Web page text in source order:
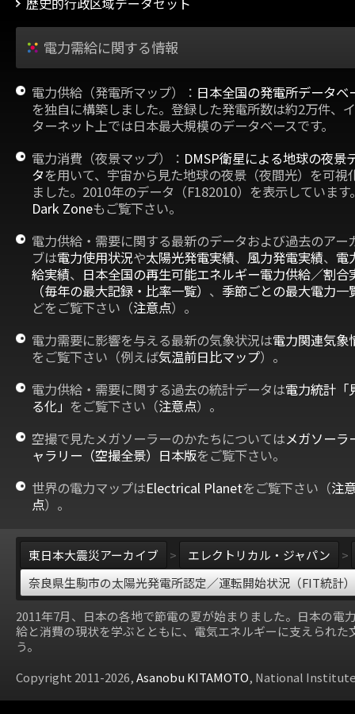
電力需給に関する情報
電力供給（発電所マップ）： 日本全国の発電所データベ
を独自に構築しました。登録した発電所数は約2万件、
ターネット上では日本最大規模のデータベースです。
電力消費（夜景マップ）： DMSP衛星による地球の夜景
タを用いて、宇宙から見た地球の夜景（夜間光）を可視
ました。2010年のデータ（F182010）を表示しています
Dark Zoneもご覧下さい。
電力供給・需要に関する最新のデータおよび過去のアー
ブは電力使用状況や太陽光発電実績、 風力発電実績、 電
給実績、 日本全国の再生可能エネルギー電力供給／割合
（毎年の最大記録・比率一覧） 、 季節ごとの最大電力一
どをご覧下さい（注意点）。
電力需要に影響を与える最新の気象状況は電力関連気象
をご覧下さい（例えば気温前日比マップ）。
電力供給・需要に関する過去の統計データは電力統計「
る化」 をご覧下さい（注意点）。
空撮で見たメガソーラーのかたちについてはメガソーラ
ャラリー（空撮全景）日本版をご覧下さい。
世界の電力マップはElectrical Planetをご覧下さい（注
点）。
東日本大震災アーカイブ > エレクトリカル・ジャパン
>
奈良県生駒市の太陽光発電所認定／運転開始状況（FIT統計）
2011年7月、日本の各地で節電の夏が始まりました。日本の電
給と消費の現状を学ぶとともに、電気エネルギーに支えられた
う。
Copyright 2011-2026,Asanobu KITAMOTO, National